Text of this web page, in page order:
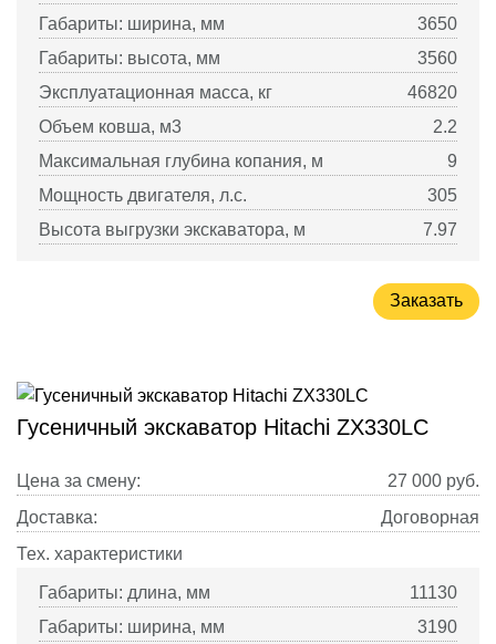
Габариты: ширина, мм
3650
Габариты: высота, мм
3560
Эксплуатационная масса, кг
46820
Объем ковша, м3
2.2
Максимальная глубина копания, м
9
Мощность двигателя, л.с.
305
Высота выгрузки экскаватора, м
7.97
Заказать
Гусеничный экскаватор Hitachi ZX330LC
Цена за смену: 27 000 руб.
Доставка:
Договорная
Тех. характеристики
Габариты: длина, мм
11130
Габариты: ширина, мм
3190